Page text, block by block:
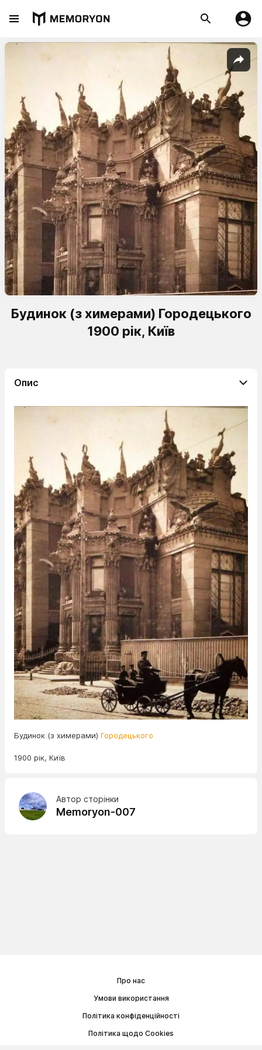
Будинок (з химерами) Городецького
1900 рік, Київ
Опис
Будинок (з химерами) Городецького
1900 рік, Київ
Автор сторінки
Memoryon-007
Про нас
Умови використання
Політика конфіденційності
Політика щодо Cookies